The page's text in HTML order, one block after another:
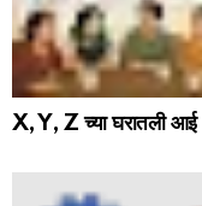
X, Y, Z च्या घरातली आई